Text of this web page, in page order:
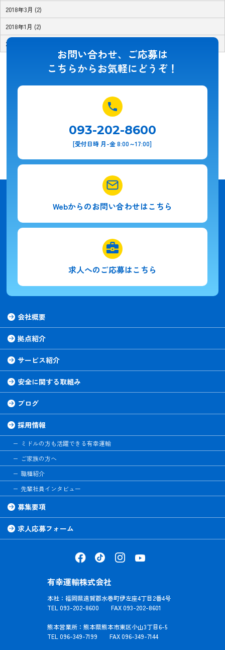
2018年3月 (2)
2018年1月 (2)
2017年11月 (1)
お問い合わせ、ご応募は
こちらからお気軽にどうぞ！
093-202-8600
[受付日時 月-金 8:00～17:00]
Webからのお問い合わせはこちら
求人へのご応募はこちら
会社概要
拠点紹介
サービス紹介
安全に関する取組み
ブログ
採用情報
ミドルの方も活躍できる有幸運輸
ご家族の方へ
職種紹介
先輩社員インタビュー
募集要項
求人応募フォーム
有幸運輸株式会社
本社：福岡県遠賀郡水巻町伊左座4丁目2番4号
TEL 093-202-8600 FAX 093-202-8601
熊本営業所：熊本県熊本市東区小山3丁目6-5
TEL 096-349-7199 FAX 096-349-7144